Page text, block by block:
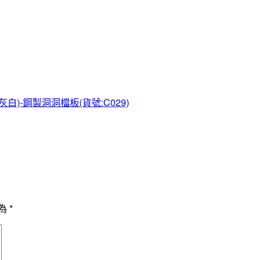
白)-鋼製洞洞檔板(貨號:C029)
*